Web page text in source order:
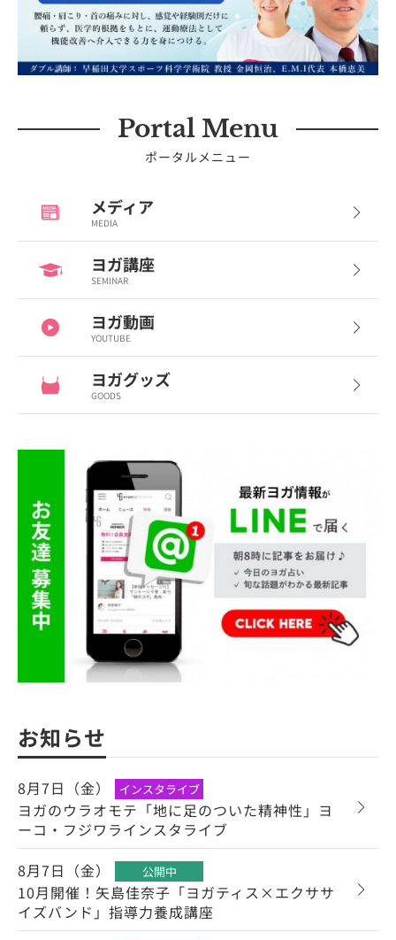
Portal Menu
ポータルメニュー
メディア
MEDIA
ヨガ講座
SEMINAR
ヨガ動画
YOUTUBE
ヨガグッズ
GOODS
お知らせ
8月7日（金） インスタライブ
ヨガのウラオモテ「地に足のついた精神性」ヨ
ーコ・フジワラインスタライブ
8月7日（金）
公開中
10月開催！矢島佳奈子「ヨガティス×エクササ
イズバンド」指導力養成講座